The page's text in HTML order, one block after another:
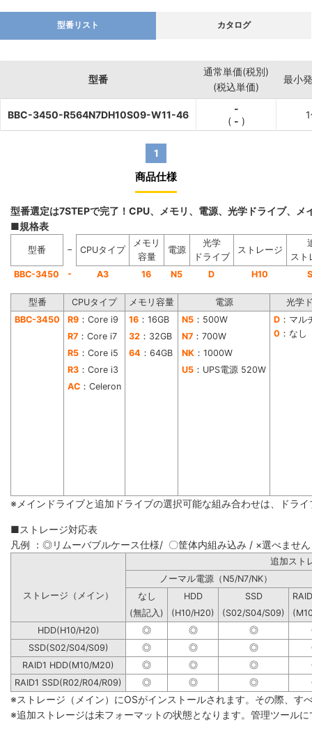
型番リスト カタログ
型番
通常単価(税別)
(税込単価)
最小
BBC-3450-R564N7DH10S09-W11-46
-
( - )
1
商品仕様
型番選定は7STEPで完了！CPU、メモリ、電源、光学ドライブ、
■規格表
型番 − CPUタイプ
メモリ
容量
電源
光学
ドライブ
ストレージ
スト
BBC-3450
- A3 16 N5 D H10
型番 CPUタイプ メモリ容量 電源
光学
BBC-3450
R9 ：Core i9 16 ：16GB N5 ：500W D ：マル
0 ：なし
R7 ：Core i7 32 ：32GB N7 ：700W
R5 ：Core i5 64 ：64GB NK ：1000W
R3 ：Core i3 U5 ：UPS電源 520W
AC ：Celeron
※メインドライブと追加ドライブの選択可能な組み合わせは、ドラ
■ストレージ対応表
凡例 ：◎リムーバブルケース仕様/ 〇筐体内組み込み / ×選べません
追
ノーマル電源（N5/N7/NK）
ストレージ（メイン）
なし HDD SSD
(無記入)
(H10/H20) (S02/S04/S09)
HDD(H10/H20)
◎ ◎ ◎
SSD(S02/S04/S09)
◎ ◎ ◎
RAID1 HDD(M10/M20)
◎ ◎ ◎
RAID1 SSD(R02/R04/R09)
◎ ◎ ◎
※ストレージ（メイン）にOSがインストールされます。その際、す
※追加ストレージは未フォーマットの状態となります。管理ツール